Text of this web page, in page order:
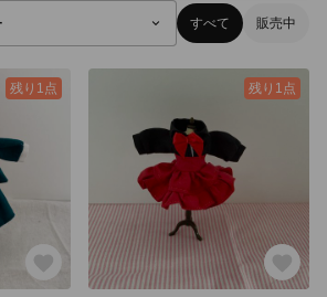
すべて 販売中
残り1点 残り1点